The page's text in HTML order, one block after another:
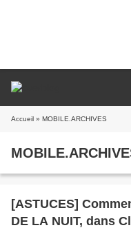
Accueil » MOBILE.ARCHIVES
[ASTUCES]
DE LA NUIT, dans